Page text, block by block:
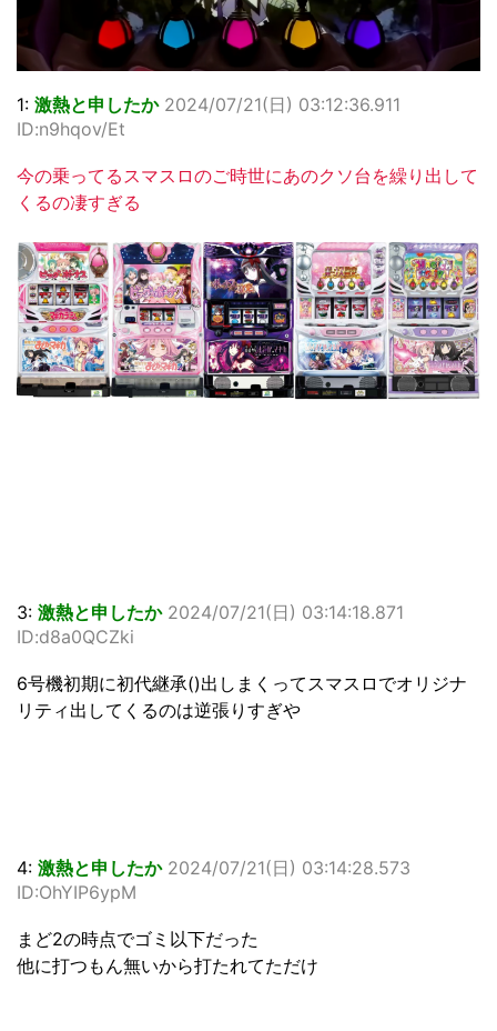
1: 激熱と申したか 2024/07/21(日) 03:12:36.911
ID:n9hqov/Et
今の乗ってるスマスロのご時世にあのクソ台を繰り出して
くるの凄すぎる
3: 激熱と申したか 2024/07/21(日) 03:14:18.871
ID:d8a0QCZki
6号機初期に初代継承()出しまくってスマスロでオリジナ
リティ出してくるのは逆張りすぎや
4: 激熱と申したか 2024/07/21(日) 03:14:28.573
ID:OhYIP6ypM
まど2の時点でゴミ以下だった
他に打つもん無いから打たれてただけ